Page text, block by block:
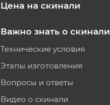
Цена на скинали
Важно знать о скинали
Технические условия
Этапы изготовления
Вопросы и ответы
Видео о скинали